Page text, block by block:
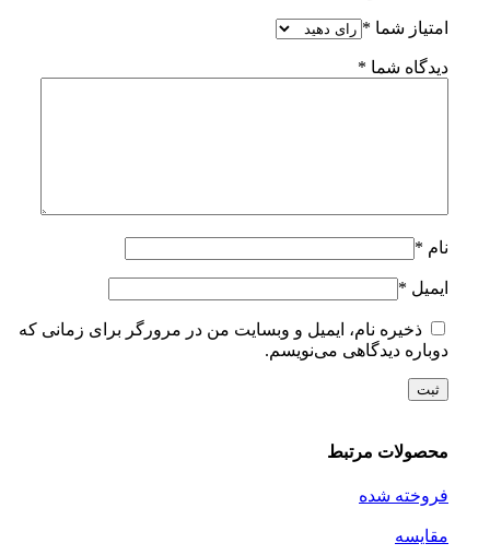
امتیاز شما *
دیدگاه شما *
نام *
ایمیل *
ذخیره نام، ایمیل و وبسایت من در مرورگر برای زمانی که
دوباره دیدگاهی می‌نویسم.
محصولات مرتبط
فروخته شده
مقايسه